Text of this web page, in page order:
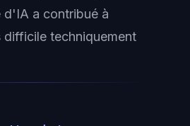
d'IA a contribué à
techniquement